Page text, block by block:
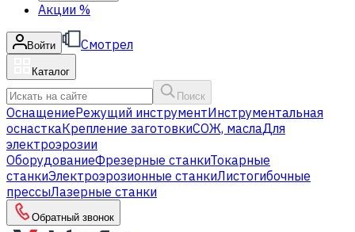
Акции %
Войти Смотрел
Каталог
Поиск
ОснащениеРежущий инструментИнструментальная
оснасткаКрепление заготовкиСОЖ, маслаДля
электроэрозии
ОборудованиеФрезерные станкиТокарные
станкиЭлектроэрозионные станкиЛистогибочные
прессыЛазерные станки
Обратный звонок